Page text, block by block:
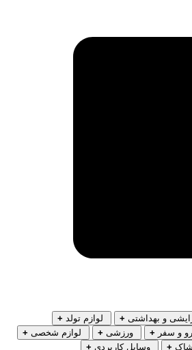
و بهداشتی + لوازم تولد +
و سفر + ورزشی + لوازم شخصی +
+ وسایل کاربردی +